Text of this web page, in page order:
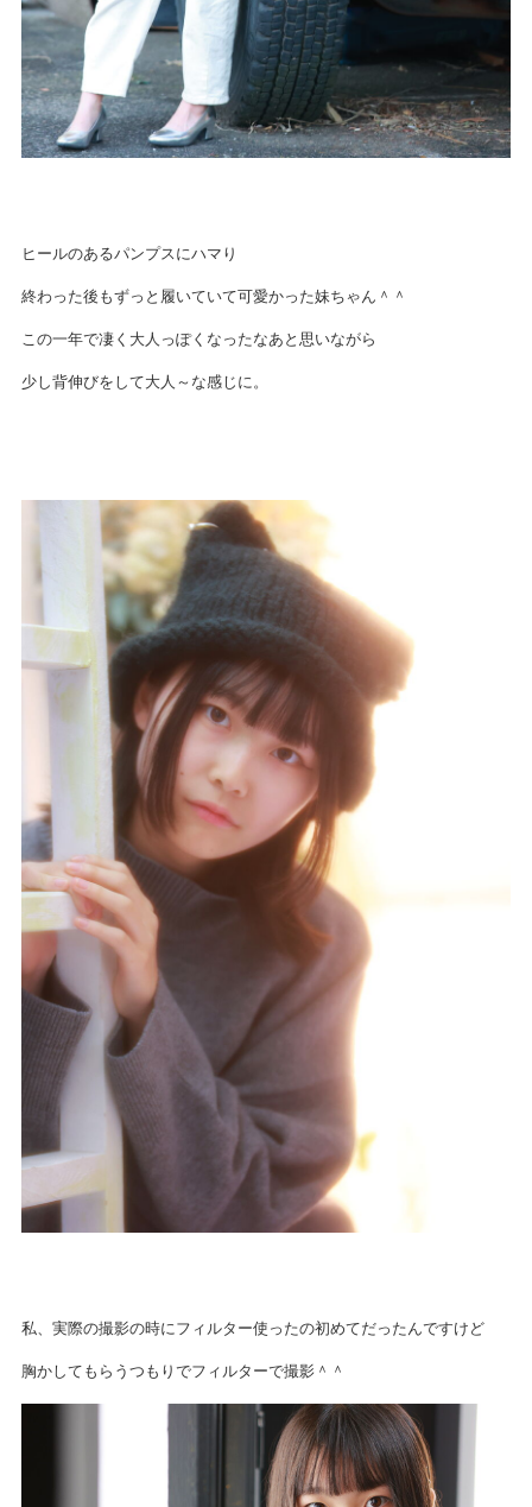
ヒールのあるパンプスにハマり
終わった後もずっと履いていて可愛かった妹ちゃん＾＾
この一年で凄く大人っぽくなったなあと思いながら
少し背伸びをして大人～な感じに。
私、実際の撮影の時にフィルター使ったの初めてだったんですけど
胸かしてもらうつもりでフィルターで撮影＾＾